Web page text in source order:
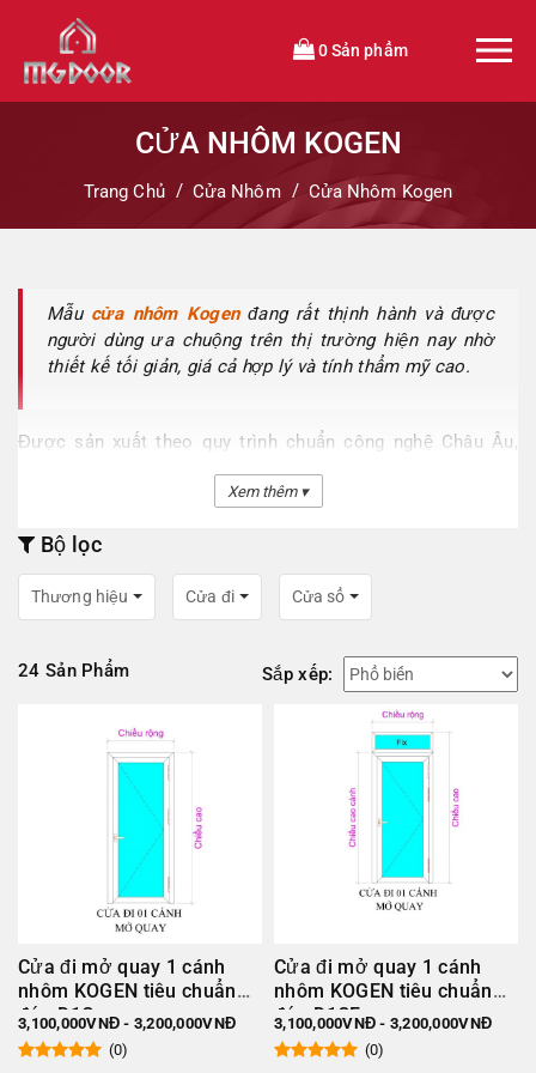
0 Sản phẩm
CỬA NHÔM KOGEN
Trang Chủ Cửa Nhôm Cửa Nhôm Kogen
Mẫu cửa nhôm Kogenđang rất thịnh hành và được
người dùng ưa chuộng trên thị trường hiện nay nhờ
thiết kế tối giản, giá cả hợp lý và tính thẩm mỹ cao.
Được sản xuất theo quy trình chuẩn công nghệ Châu Âu,
công, thiết kế các công trình lớn nhỏ. Đem đến độ bền tốt,
khác màMinh Gia Door
dưới đây.
Báo giá cửa nhôm Kogen cao cấp, chính hãng kèm 11
mẫu đẹp
Xem thêm ▾
Bộ lọc
Thương hiệu Cửa đi Cửa sổ
24 Sản Phẩm Sắp xếp:
Cửa đi mở quay 1 cánh
nhôm KOGEN tiêu chuẩn
đức D1C
3,100,000VNĐ - 3,200,000VNĐ
(0)
Cửa đi mở quay 1 cánh
nhôm KOGEN tiêu chuẩn
đức D1CF
3,100,000VNĐ - 3,200,000VNĐ
(0)